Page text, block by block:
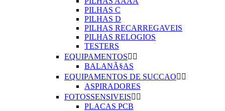
PILHAS C
PILHAS D
PILHAS RECARREGAVEIS
PILHAS RELOGIOS
TESTERS
EQUIPAMENTOS 
BALANÃ§AS
EQUIPAMENTOS DE SUCCAO 
ASPIRADORES
FOTOSSENSIVEIS 
PLACAS PCB